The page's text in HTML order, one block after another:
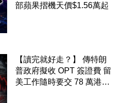
部蘋果摺機天價$1.56萬起
【讀完就好走？】 傳特朗
普政府擬收 OPT 簽證費 留
美工作隨時要交 78 萬港元